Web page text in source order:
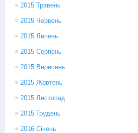
2015 Травень
2015 Червень
2015 Липень
2015 Серпень
2015 Вересень
2015 Жовтень
2015 Листопад
2015 Грудень
2016 Січень